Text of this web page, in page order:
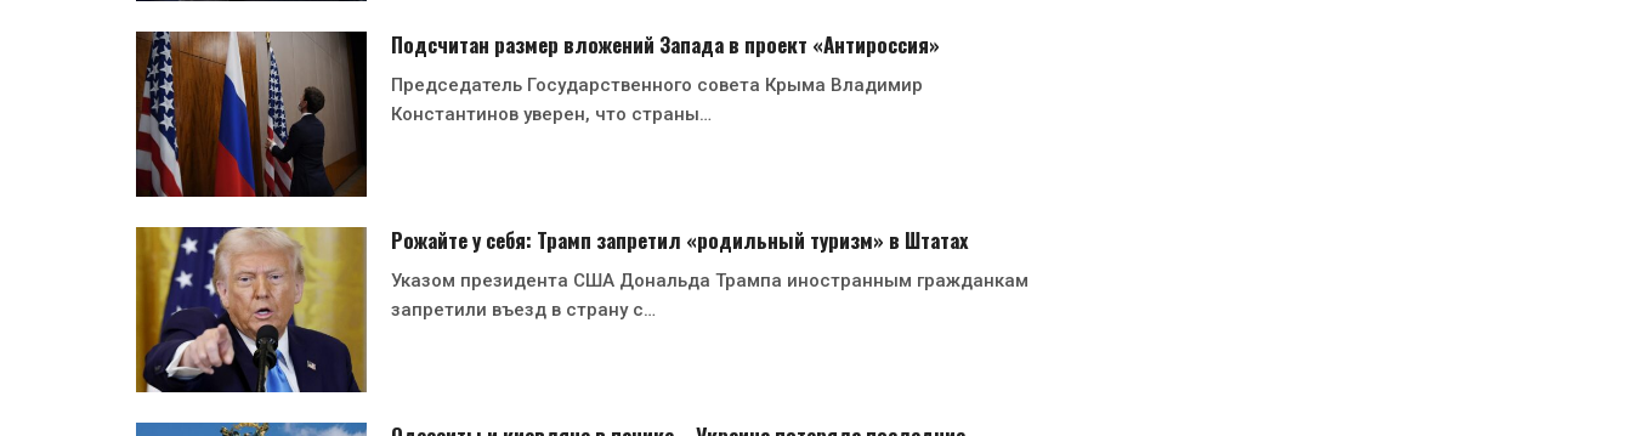
Подсчитан размер вложений Запада в проект «Антироссия»
Председатель Государственного совета Крыма Владимир
Константинов уверен, что страны…
Рожайте у себя: Трамп запретил «родильный туризм» в Штатах
Указом президента США Дональда Трампа иностранным гражданкам
запретили въезд в страну с…